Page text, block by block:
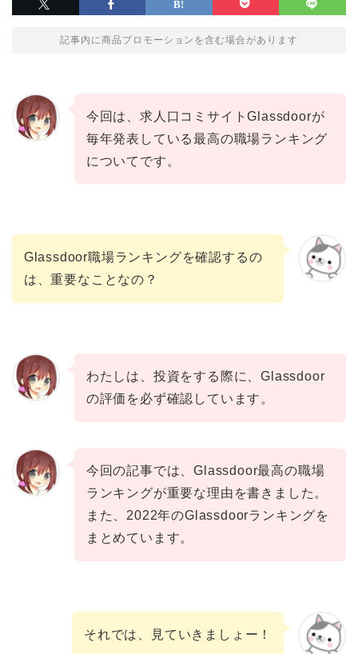
記事内に商品プロモーションを含む場合があります
今回は、求人口コミサイトGlassdoorが
毎年発表している最高の職場ランキング
についてです。
Glassdoor職場ランキングを確認するの
は、重要なことなの？
わたしは、投資をする際に、Glassdoor
の評価を必ず確認しています。
今回の記事では、Glassdoor最高の職場
ランキングが重要な理由を書きました。
また、2022年のGlassdoorランキングを
まとめています。
それでは、見ていきましょー！